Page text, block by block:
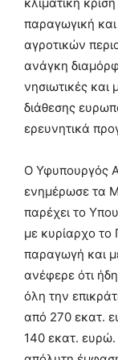
παραγωγική
αγροτικών
ανάγκη
νησιωτικές και
διάθεσης
ερευνητικά
Ο Υφυπουργός
ενημέρωσε τα
παρέχει το
με κυρίαρχο
παραγωγή και
ανέφερε ότι
όλη την
από 270 εκατ.
140 εκατ. ευρώ.